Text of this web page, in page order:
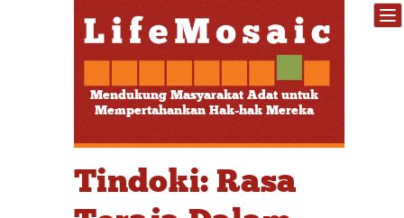
Mendukung Masyarakat Adat untuk
Mempertahankan Hak-hak Mereka
Tindoki: Rasa